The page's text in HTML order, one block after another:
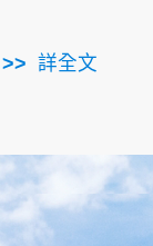
詳全文